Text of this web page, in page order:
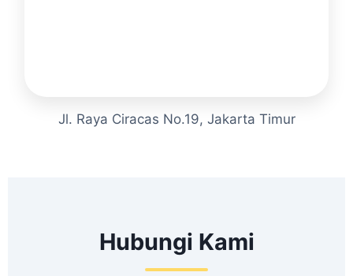
Jl. Raya Ciracas No.19, Jakarta Timur
Hubungi Kami